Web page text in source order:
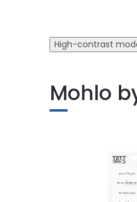
High-contrast
Mohlo